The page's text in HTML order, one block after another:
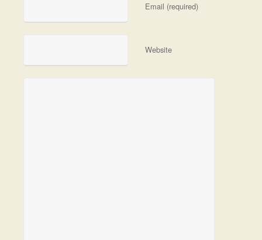
Email (required)
Website